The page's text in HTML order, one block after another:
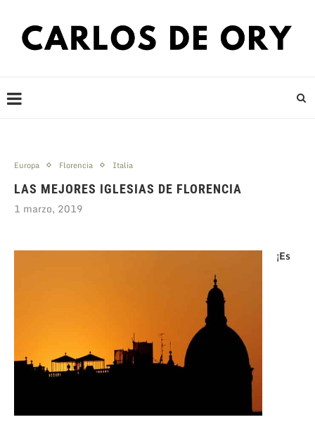
Europa Florencia Italia
LAS MEJORES IGLESIAS DE FLORENCIA
1 marzo, 2019
¡Es